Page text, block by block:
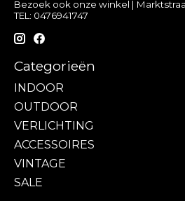
Bezoek ook onze winkel |
TEL: 0476941747
Categorieën
INDOOR
OUTDOOR
VERLICHTING
ACCESSOIRES
VINTAGE
SALE